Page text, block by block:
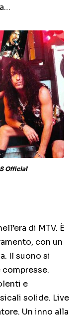
Official
di MTV. È
con un
Il suono si
e
solide. Live
Un inno alla